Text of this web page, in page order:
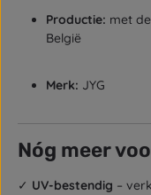
Productie: met
België
Merk: JYG
Nóg meer
✓ UV-bestendig –